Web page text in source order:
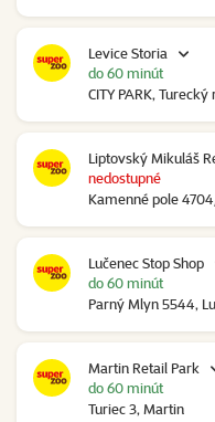
Levice Storia
CITY PARK, Turecký
do 60 minút
Liptovský Mikuláš
Kamenné pole
nedostupné
Lučenec Stop Shop
Parný Mlyn 5544,
do 60 minút
Martin Retail Park
Turiec 3, Martin
do 60 minút